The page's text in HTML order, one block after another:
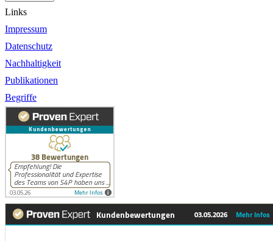
Links
Impressum
Datenschutz
Nachhaltigkeit
Publikationen
Begriffe